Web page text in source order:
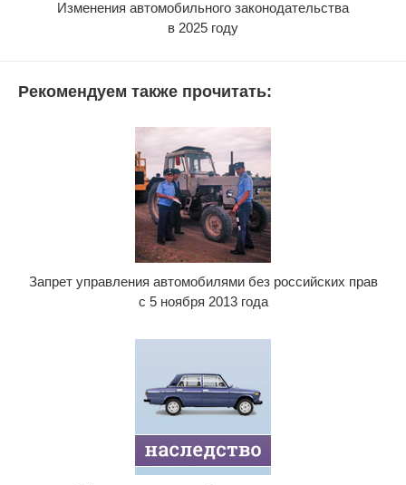
Изменения автомобильного законодательства
в 2025 году
Рекомендуем также прочитать:
Запрет управления автомобилями без российских прав
с 5 ноября 2013 года